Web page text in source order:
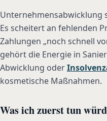
Unternehmensabwicklung
Es scheitert an fehlenden
Zahlungen „noch schnell
gehört die Energie in
Abwicklung oder
kosmetische Maßnahmen.
Was ich zuerst tun